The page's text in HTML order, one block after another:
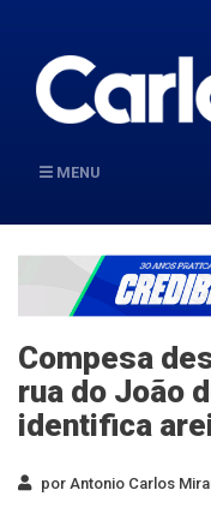
MENU
Compesa
rua do João
identifica
por Antonio Carlos